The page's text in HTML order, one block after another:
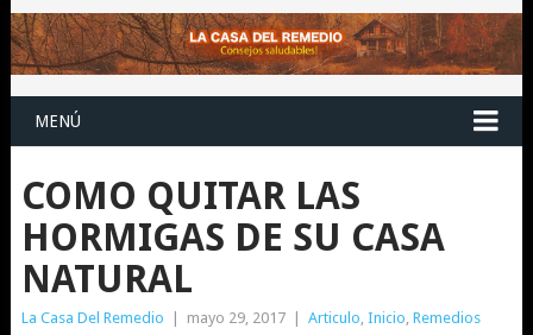
MENÚ
COMO QUITAR LAS
HORMIGAS DE SU CASA
NATURAL
La Casa Del Remedio mayo 29, 2017 Articulo, Inicio, Remedios